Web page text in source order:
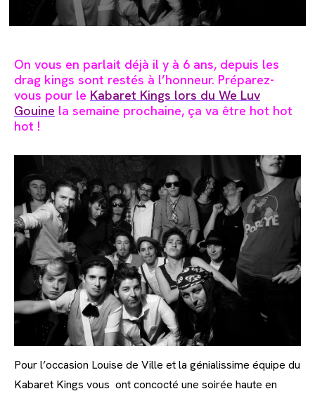
On vous en parlait déjà il y à 6 ans, depuis les
drag kings sont restés à l’honneur. Préparez-
vous pour le Kabaret Kings lors du We Luv
Gouine la semaine prochaine, ça va être hot hot
hot !
Pour l’occasion Louise de Ville et la génialissime équipe du
Kabaret Kings vous ont concocté une soirée haute en